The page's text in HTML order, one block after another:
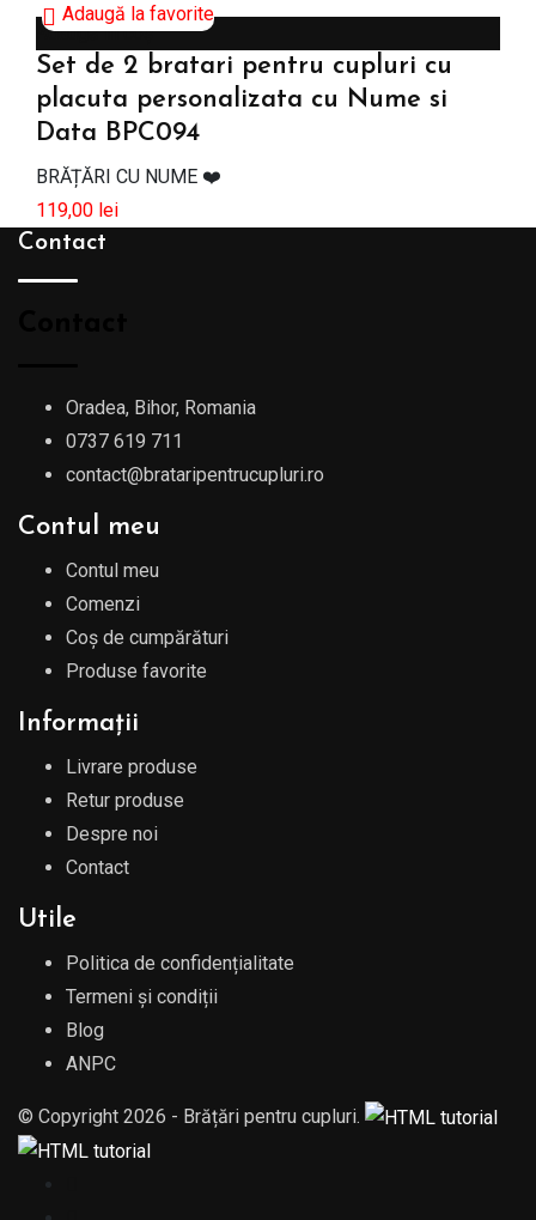
Adaugă la favorite
Adaugă în coș
Set de 2 bratari pentru cupluri cu
placuta personalizata cu Nume si
Data BPC094
BRĂȚĂRI CU NUME ❤️
119,00 lei
Contact
Oradea, Bihor, Romania
0737 619 711
contact@brataripentrucupluri.ro
Contul meu
Contul meu
Comenzi
Coș de cumpărături
Produse favorite
Informații
Livrare produse
Retur produse
Despre noi
Contact
Utile
Politica de confidențialitate
Termeni și condiții
Blog
ANPC
© Copyright 2026 - Brățări pentru cupluri.